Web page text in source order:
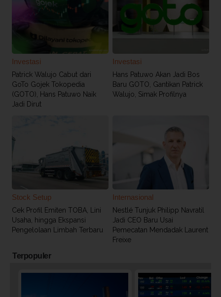
Investasi
Patrick Walujo Cabut dari
GoTo Gojek Tokopedia
(GOTO), Hans Patuwo Naik
Jadi Dirut
Investasi
Hans Patuwo Akan Jadi Bos
Baru GOTO, Gantikan Patrick
Walujo, Simak Profilnya
Stock Setup
Cek Profil Emiten TOBA, Lini
Usaha, hingga Ekspansi
Pengelolaan Limbah Terbaru
Internasional
Nestlé Tunjuk Philipp Navratil
Jadi CEO Baru Usai
Pemecatan Mendadak Laurent
Freixe
Terpopuler